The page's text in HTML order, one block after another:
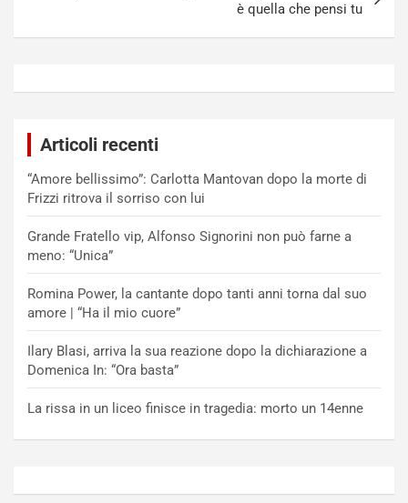
è quella che pensi tu
Articoli recenti
“Amore bellissimo”: Carlotta Mantovan dopo la morte di
Frizzi ritrova il sorriso con lui
Grande Fratello vip, Alfonso Signorini non può farne a
meno: “Unica”
Romina Power, la cantante dopo tanti anni torna dal suo
amore | “Ha il mio cuore”
Ilary Blasi, arriva la sua reazione dopo la dichiarazione a
Domenica In: “Ora basta”
La rissa in un liceo finisce in tragedia: morto un 14enne